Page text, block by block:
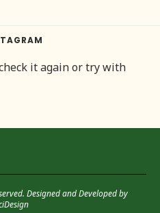
it again or try with
Designed and Developed by